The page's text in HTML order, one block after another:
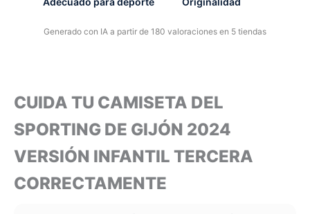
Generado con IA a partir de 180 valoraciones en 5 tiendas
CUIDA TU CAMISETA DEL
SPORTING DE GIJÓN 2024
VERSIÓN INFANTIL TERCERA
CORRECTAMENTE